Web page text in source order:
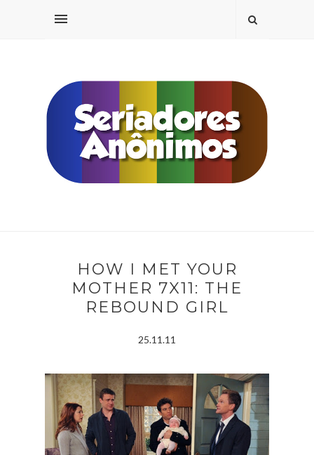
HOW I MET YOUR
MOTHER 7X11: THE
REBOUND GIRL
25.11.11